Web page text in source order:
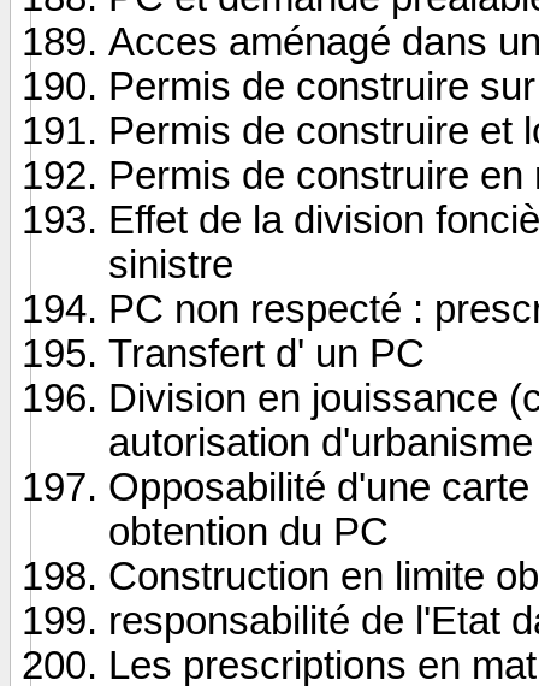
Acces aménagé dans
Permis de construire
Permis de construire et
Permis de construire
Effet de la division
sinistre
PC non respecté :
Transfert d' un PC
Division en jouissance
autorisation d'urbanisme
Opposabilité d'une
obtention du PC
Construction en limite
responsabilité de l'Etat
Les prescriptions en